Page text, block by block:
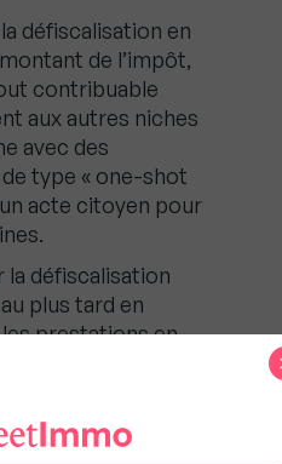
défiscalisation en
de l’impôt,
contribuable
aux autres niches
avec des
type « one-shot
acte citoyen pour
la défiscalisation
plus tard en
prestations en
de la plus grande
de montage et
qui sécurisent
par un CGP.